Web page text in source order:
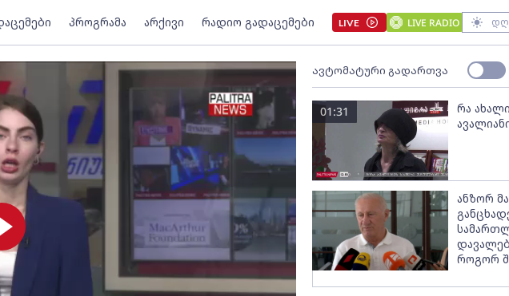
პროგრამა არქივი რადიო გადაცემები LIVE LIVE RADIO
ავტომატური გადართვა
რა
01:31
ანზორ
როგორ